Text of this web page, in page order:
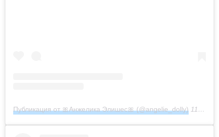
Публикация от 🎀Анжелика Элишес🎀 (@angelie_dolly) 11 Май 2020 в 12:58 PDT